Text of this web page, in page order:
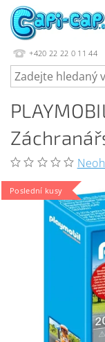
+420 22 22 0 11 44
Poslední kusy